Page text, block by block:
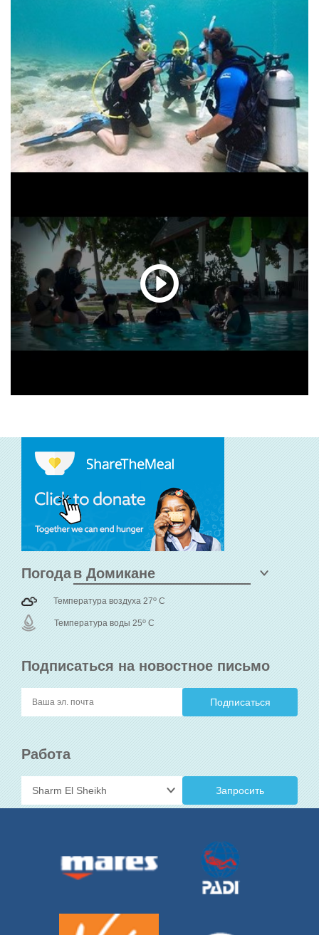
Подписаться на новостное письмо
Работа
Запросить
Погода
Температура воздуха 27o C
Температура воды 25o C